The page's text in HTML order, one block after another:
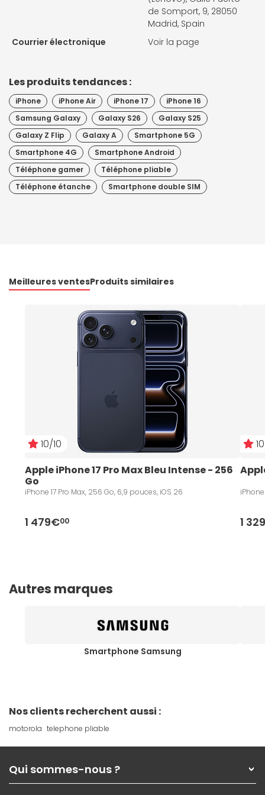
de Somport, 9, 28050
Madrid, Spain
Courrier électronique
Voir la page
Les produits tendances :
iPhone iPhone Air iPhone 17
iPhone 16
Samsung Galaxy
Galaxy S26
Galaxy S25
Galaxy Z Flip
Galaxy A
Smartphone 5G
Smartphone 4G
Smartphone Android
Téléphone gamer
Téléphone pliable
Téléphone étanche
Smartphone double SIM
Meilleures ventesProduits similaires
10/10
Apple iPhone 17 Pro Max Bleu Intense - 256
Go
iPhone 17 Pro Max, 256 Go, 6,9 pouces, iOS 26
1 479€00 1
Autres marques
Smartphone Samsung
Nos clients recherchent aussi :
motorola telephone pliable
Qui sommes-nous ?